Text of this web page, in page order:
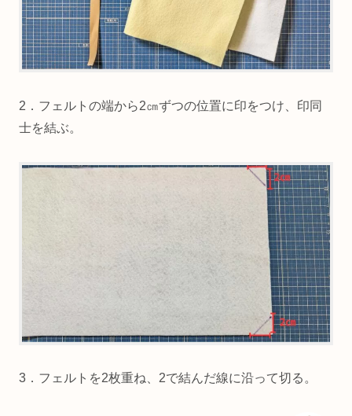
2．フェルトの端から2㎝ずつの位置に印をつけ、印同
士を結ぶ。
3．フェルトを2枚重ね、2で結んだ線に沿って切る。